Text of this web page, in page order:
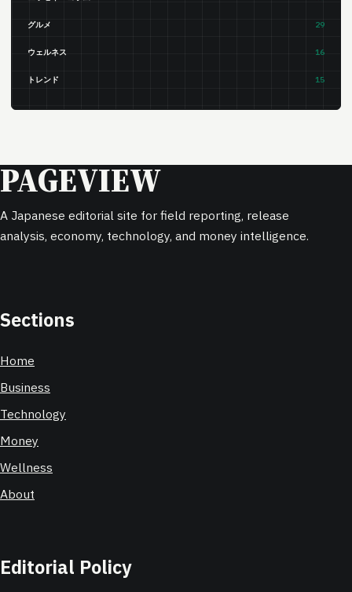
グルメ 29
ウェルネス 16
トレンド 15
PAGEVIEW
A Japanese editorial site for field reporting, release
analysis, economy, technology, and money intelligence.
Sections
Home
Business
Technology
Money
Wellness
About
Editorial Policy